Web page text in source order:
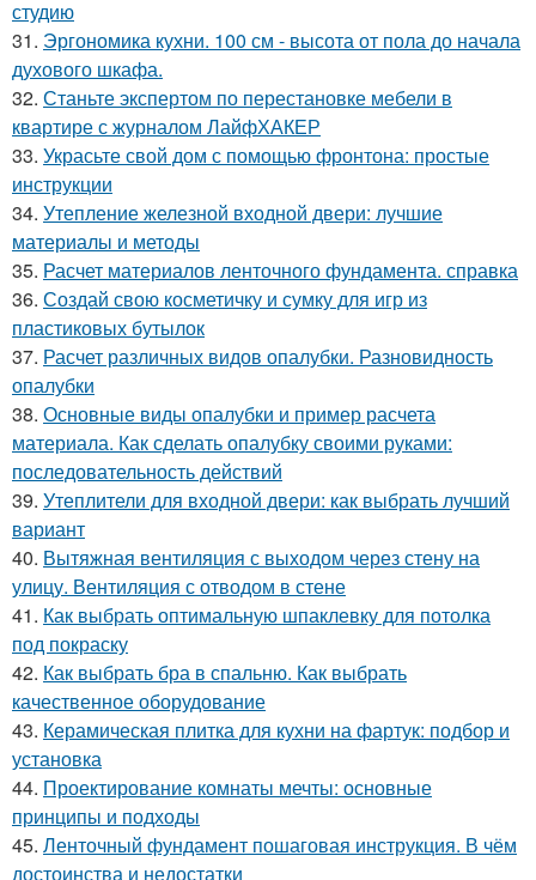
студию
31. Эргономика кухни. 100 см - высота от пола до начала
духового шкафа.
32. Станьте экспертом по перестановке мебели в
квартире с журналом ЛайфХАКЕР
33. Украсьте свой дом с помощью фронтона: простые
инструкции
34. Утепление железной входной двери: лучшие
материалы и методы
35. Расчет материалов ленточного фундамента. справка
36. Создай свою косметичку и сумку для игр из
пластиковых бутылок
37. Расчет различных видов опалубки. Разновидность
опалубки
38. Основные виды опалубки и пример расчета
материала. Как сделать опалубку своими руками:
последовательность действий
39. Утеплители для входной двери: как выбрать лучший
вариант
40. Вытяжная вентиляция с выходом через стену на
улицу. Вентиляция с отводом в стене
41. Как выбрать оптимальную шпаклевку для потолка
под покраску
42. Как выбрать бра в спальню. Как выбрать
качественное оборудование
43. Керамическая плитка для кухни на фартук: подбор и
установка
44. Проектирование комнаты мечты: основные
принципы и подходы
45. Ленточный фундамент пошаговая инструкция. В чём
достоинства и недостатки